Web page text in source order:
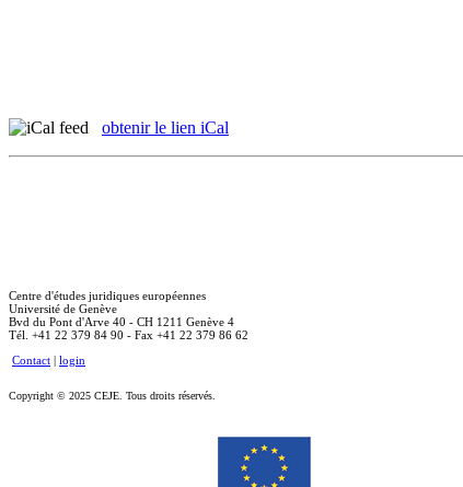
obtenir le lien iCal
Centre d'études juridiques européennes
Université de Genève
Bvd du Pont d'Arve 40 - CH 1211 Genève 4
Tél. +41 22 379 84 90 - Fax +41 22 379 86 62
Contact | login
Copyright © 2025 CEJE. Tous droits réservés.